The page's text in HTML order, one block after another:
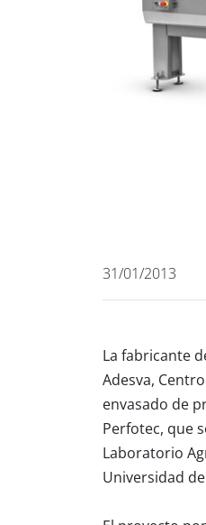
31/01/2013
La fabricante
Adesva,
envasado de
Perfotec, que
Laboratorio
Universidad